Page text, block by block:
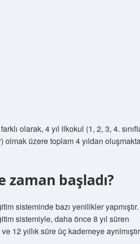
olarak, 4 yıl ilkokul (1, 2, 3, 4.
olmak üzere toplam 4 yıldan
zaman başladı?
sisteminde bazı yenilikler
sistemiyle, daha önce 8 yıl süren
yıllık süre üç kademeye